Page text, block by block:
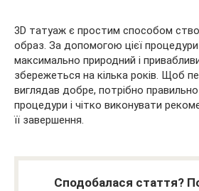
3D татуаж є простим способом
образ. За допомогою цієї
максимально природний і
збережеться на кілька років. Щоб
виглядав добре, потрібно
процедури і чітко виконувати
її завершення.
Сподобалася стаття?